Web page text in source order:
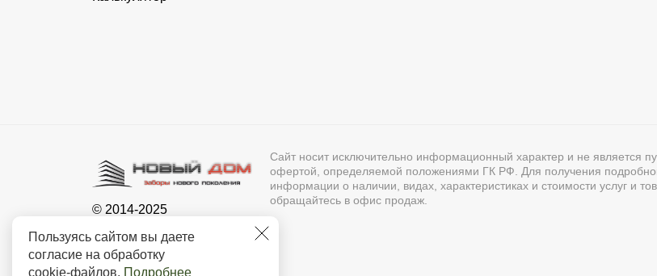
Пользуясь сайтом вы даете
согласие на обработку
cookie-файлов. Подробнее
© 2014-2025
Сайт носит исключительно информационный характер и не является
офертой, определяемой положениями ГК РФ. Для получения
информации о наличии, видах, характеристиках и стоимости услуг и
обращайтесь в офис продаж.